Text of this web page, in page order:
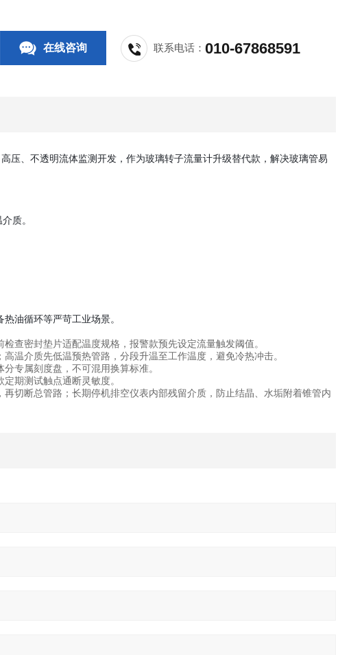
在线咨询 联系电话：010-67868591
高压、不透明流体监测开发，作为玻璃转子流量计升级替代款，解决玻璃管易
质。
油循环等严苛工业场景。
查密封垫片适配温度规格，报警款预先设定流量触发阈值。
温介质先低温预热管路，分段升温至工作温度，避免冷热冲击。
专属刻度盘，不可混用换算标准。
期测试触点通断灵敏度。
切断总管路；长期停机排空仪表内部残留介质，防止结晶、水垢附着锥管内